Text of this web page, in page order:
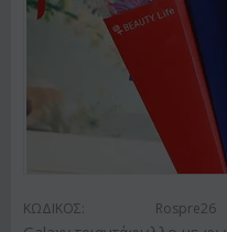
ΚΩΔΙΚΟΣ: Rospre26